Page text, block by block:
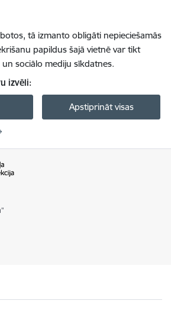
tā izmanto obligāti nepieciešamās
papildus šajā vietnē var tikt
sociālo mediju sīkdatnes.
izvēli:
Apstiprināt visas